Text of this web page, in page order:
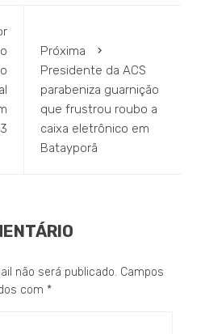
Próxima
Presidente da ACS
parabeniza guarnição
que frustrou roubo a
caixa eletrônico em
Batayporã
não será publicado. Campos
com *